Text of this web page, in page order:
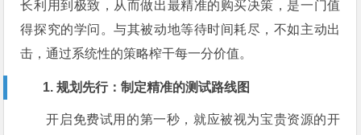
长利用到极致，从而做出最精准的购买决策，是一门值
得探究的学问。与其被动地等待时间耗尽，不如主动出
击，通过系统性的策略榨干每一分价值。
1. 规划先行：制定精准的测试路线图
开启免费试用的第一秒，就应被视为宝贵资源的开